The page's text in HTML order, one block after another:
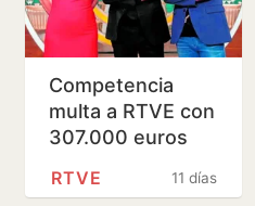
Competencia
multa a RTVE con
307.000 euros
publicidad sin11 días
RTVE